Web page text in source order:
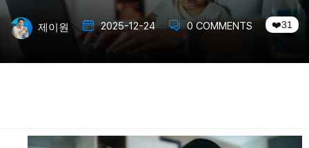
제이원 2025-12-24 0 COMMENTS 31